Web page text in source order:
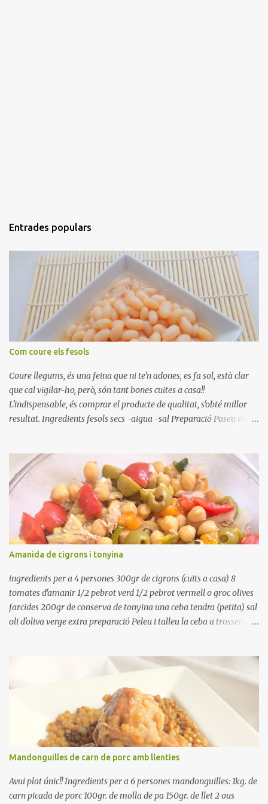
Entrades populars
Com coure els fesols
Coure llegums, és una feina que ni te'n adones, es fa sol, està clar
que cal vigilar-ho, però, són tant bones cuites a casa!!
L'indispensable, és comprar el producte de qualitat, s'obté millor
resultat. Ingredients fesols secs -aigua -sal Preparació Poseu els
quan arrenca el bull, canvieu l'aigua bullint, per aigua freda,
repetiu dues o tres vegades, abaixeu el foc i atureu la ebullició, dues
o tres vegades afegint aigua freda, han de coure a foc baix, quasi
be, sense bullir i sempre sempre, amb l'olla tapada, entre 1 hora i 1
hora i mitja. Saleu 10 minuts abans de retirar del foc. Heu de veure
vosaltres el moment en que ja estan cuites. Anotacions Deixeu
refredar en la mateixa olla. El caldo de coure els fesols, es pot
utilitzar per una crema o sopa. Ingredientes judias -agua -sal
Preparación Ponga las judías a r...
Amanida de cigrons i tonyina
ingredients per a 4 persones 300gr de cigrons (cuits a casa) 8
tomates d'amanir 1/2 pebrot verd 1/2 pebrot vermell o groc olives
farcides 200gr de conserva de tonyina una ceba tendra (petita) sal
oli d'oliva verge extra preparació Peleu i talleu la ceba a trossets i
Renteu les tomates i talleu-les a octaus. Talleu les olives a
rodanxes. Una hora abans de portar a la taula, poseu els cigrons,
ben escorreguts, en un bol, amb la resta d'ingredients: les tomates,
el pebrot, la ceba, (escorreguda), les olives i la tonyina esmicolada.
Amaniu amb sal i oli... bon profit!!
Mandonguilles de carn de porc amb llenties
Avui plat únic!! Ingredients per a 6 persones mandonguilles: 1kg. de
carn picada de porc 100gr. de molla de pa 150gr. de llet 2 ous